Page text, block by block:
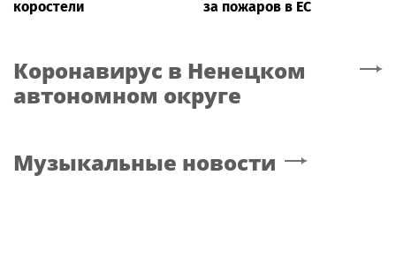
коростели
за пожаров в ЕС
Коронавирус в Ненецком
автономном округе
Музыкальные новости